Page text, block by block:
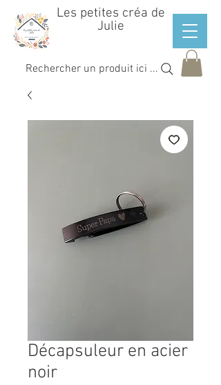
Les petites créa de
Julie
Rechercher un produit ici ...
Décapsuleur en acier
noir